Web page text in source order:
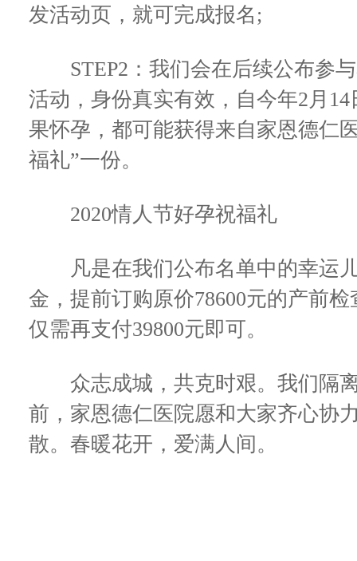
发活动页，就可完成报名;
STEP2：我们会在后续公布参与
活动，身份真实有效，自今年2月
果怀孕，都可能获得来自家恩德仁
福礼”一份。
2020情人节好孕祝福礼
凡是在我们公布名单中的幸运儿
金，提前订购原价78600元的产前
仅需再支付39800元即可。
众志成城，共克时艰。我们隔离
前，家恩德仁医院愿和大家齐心协
散。春暖花开，爱满人间。